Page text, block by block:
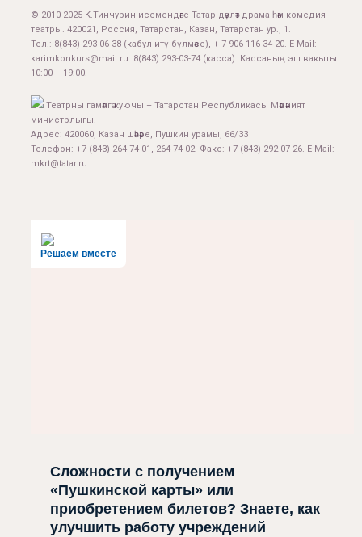
© 2010-2025 К.Тинчурин исемендәге Татар дәүләт драма һәм комедия
театры. 420021, Россия, Татарстан, Казан, Татарстан ур., 1.
Тел.: 8(843) 293-06-38 (кабул итү бүлмәсе), + 7 906 116 34 20. E-Mail:
karimkonkurs@mail.ru. 8(843) 293-03-74 (касса). Кассаның эш вакыты:
10:00 – 19:00.
Театрны гамәлгә куючы – Татарстан Республикасы Мәдәният
министрлыгы.
Адрес: 420060, Казан шәһәре, Пушкин урамы, 66/33
Телефон: +7 (843) 264-74-01, 264-74-02. Факс: +7 (843) 292-07-26. E-Mail:
mkrt@tatar.ru
Решаем вместе
Сложности с получением
«Пушкинской карты» или
приобретением билетов? Знаете, как
улучшить работу учреждений